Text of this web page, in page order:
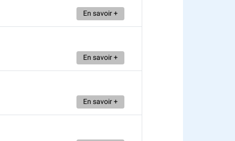
En savoir +
En savoir +
En savoir +